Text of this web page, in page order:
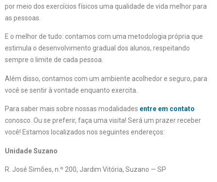
por meio dos exercícios físicos uma qualidade de vida melhor para
as pessoas.
E o melhor de tudo: contamos com uma metodologia própria que
estimula o desenvolvimento gradual dos alunos, respeitando
sempre o limite de cada pessoa.
Além disso, contamos com um ambiente acolhedor e seguro, para
você se sentir à vontade enquanto exercita.
Para saber mais sobre nossas modalidades entre em contato
conosco. Ou se preferir, faça uma visita! Será um prazer receber
você! Estamos localizados nos seguintes endereços:
Unidade Suzano
R. José Simões, n.º 200, Jardim Vitória, Suzano — SP